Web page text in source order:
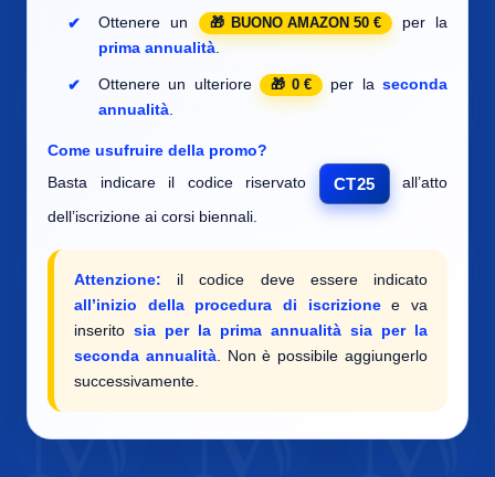
Ottenere un BUONO AMAZON 50 €
per la
prima annualità.
Ottenere un ulteriore 0 € per la seconda
annualità
Come usufruire della promo?
Basta indicare il codice riservato
CT25
all’atto
dell’iscrizione ai corsi biennali.
Attenzione: il codice deve essere indicato
all’inizio della procedura di iscrizionee va
inserito sia per la prima annualità sia per la
seconda annualità. Non è possibile aggiungerlo
successivamente.